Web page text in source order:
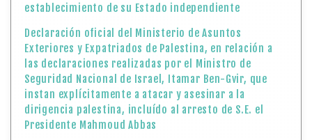
establecimiento de su Estado independiente
Declaración oficial del Ministerio de Asuntos
Exteriores y Expatriados de Palestina, en relación a
las declaraciones realizadas por el Ministro de
Seguridad Nacional de Israel, Itamar Ben-Gvir, que
instan explícitamente a atacar y asesinar a la
dirigencia palestina, incluído al arresto de S.E. el
Presidente Mahmoud Abbas